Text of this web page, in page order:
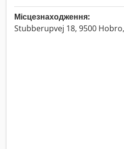
Місцезнаходження:
Stubberupvej 18, 9500